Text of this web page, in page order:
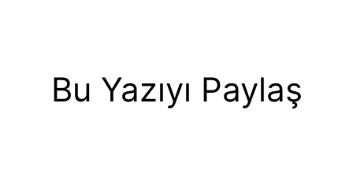
Bu Yazıyı Paylaş